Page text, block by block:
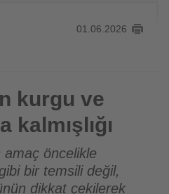
01.06.2026
kalmışlığı
kurgu ve
kalmışlığı
amaç öncelikle
bir temsili değil,
dikkat çekilerek